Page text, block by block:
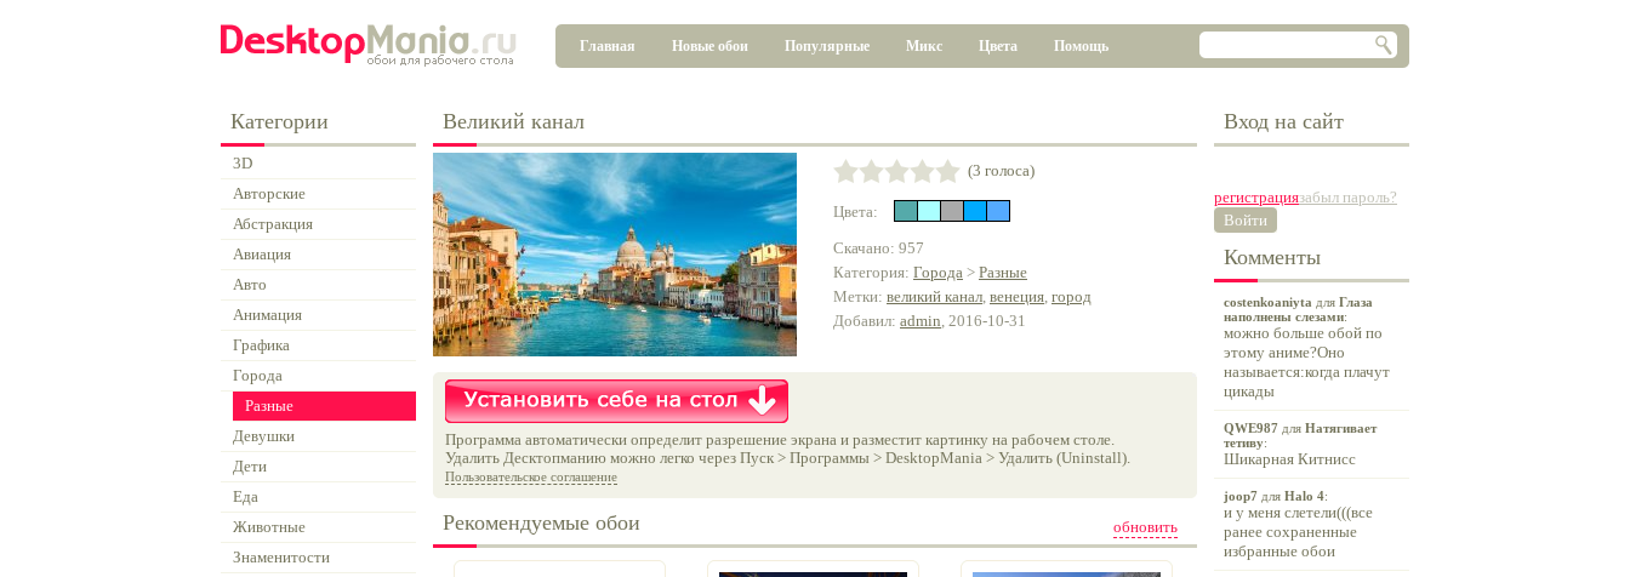
Главная Новые обои Популярные Микс Цвета Помощь
Категории
3D
Авторские
Абстракция
Авиация
Авто
Анимация
Графика
Города
Разные
Девушки
Дети
Еда
Животные
Знаменитости
Великий канал
(3 голоса)
Цвета:
Скачано: 957
Категория: Города > Разные
Метки: великий канал, венеция, город
Добавил: admin, 2016-10-31
Программа автоматически определит разрешение экрана и разместит картинку на рабочем столе.
Удалить Десктопманию можно легко через Пуск > Программы > DesktopMania > Удалить (Uninstall).
Пользовательское соглашение
обновить
Рекомендуемые обои
Вход на сайт
регистрациязабыл пароль?
Войти
Комменты
costenkoaniyta для Глаза
наполнены слезами:
можно больше обой по
этому аниме?Оно
называется:когда плачут
цикады
QWE987 для Натягивает
тетиву:
Шикарная Китнисс
joop7 для Halo 4:
и у меня слетели(((все
ранее сохраненные
избранные обои